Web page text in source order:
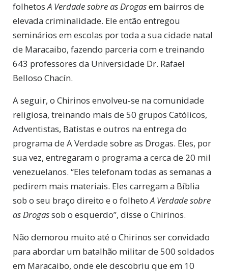
folhetosA Verdade sobre as Drogasem bairros de
elevada criminalidade. Ele então entregou
seminários em escolas por toda a sua cidade natal
de Maracaibo, fazendo parceria com e treinando
643 professores da Universidade Dr. Rafael
Belloso Chacín.
A seguir, o Chirinos envolveu‑se na comunidade
religiosa, treinando mais de 50 grupos Católicos,
Adventistas, Batistas e outros na entrega do
programa de A Verdade sobre as Drogas. Eles, por
sua vez, entregaram o programa a cerca de 20 mil
venezuelanos. “Eles telefonam todas as semanas a
pedirem mais materiais. Eles carregam a Bíblia
sob o seu braço direito e o folhetoA Verdade sobre
as Drogassob o esquerdo”, disse o Chirinos.
Não demorou muito até o Chirinos ser convidado
para abordar um batalhão militar de 500 soldados
em Maracaibo, onde ele descobriu que em 10